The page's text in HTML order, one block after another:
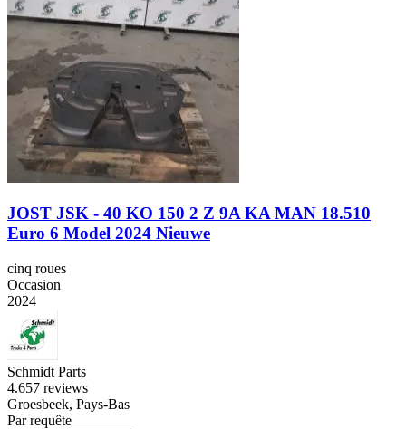
JOST JSK - 40 KO 150 2 Z 9A KA MAN 18.510
Euro 6 Model 2024 Nieuwe
cinq roues
Occasion
2024
Schmidt Parts
4.657 reviews
Groesbeek, Pays-Bas
Par requête